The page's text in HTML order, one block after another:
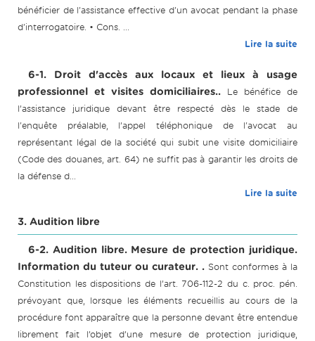
bénéficier de l'assistance effective d'un avocat pendant la phase
d'interrogatoire. • Cons. ...
Lire la suite
6-1. Droit d'accès aux locaux et lieux à usage
professionnel et visites domiciliaires..
Le bénéfice de
l’assistance juridique devant être respecté dès le stade de
l'enquête préalable, l’appel téléphonique de l'avocat au
représentant légal de la société qui subit une visite domiciliaire
(Code des douanes, art. 64) ne suffit pas à garantir les droits de
la défense d...
Lire la suite
3. Audition libre
6-2. Audition libre. Mesure de protection juridique.
Information du tuteur ou curateur. . Sont conformes à la
Constitution les dispositions de l’art. 706-112-2 du c. proc. pén.
prévoyant que, lorsque les éléments recueillis au cours de la
procédure font apparaître que la personne devant être entendue
librement fait l’objet d’une mesure de protection juridique,